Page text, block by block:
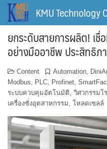
Skip
KMU Technology
ยกระดับสายการผลิต! เชื่
อย่างมืออาชีพ ประสิทธิ
Content Automation,
Modbus, PLC, Profinet,
ระบบควบคุมอัตโนมัติ, วิศวกรรมโ
เครื่องชั่งอุตสาหกรรม, โหลดเซลล์